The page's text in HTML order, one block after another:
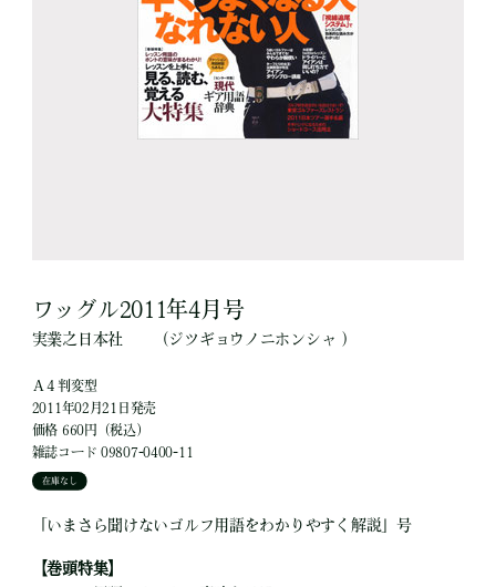
ワッグル2011年4月号
実業之日本社 （ジツギョウノニホンシャ ）
Ａ４判変型
2011年02月21日発売
価格 660円（税込）
雑誌コード 09807-0400-11
在庫なし
「いまさら聞けないゴルフ用語をわかりやすく解説」号
【巻頭特集】